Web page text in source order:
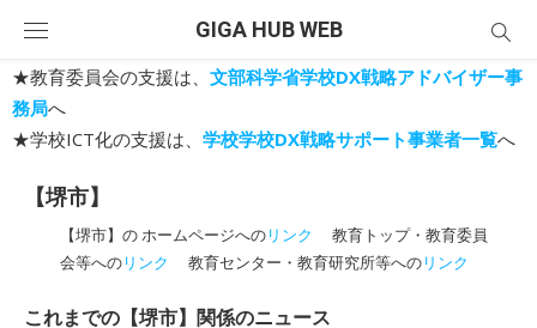
content
GIGA HUB WEB
★教育委員会の支援は、 文部科学省学校DX戦略アドバイザー事
務局へ
★学校ICT化の支援は、 学校学校DX戦略サポート事業者一覧へ
【堺市】
【堺市】の ホームページへのリンク
教育トップ・教育委員
会等へのリンク 教育センター・教育研究所等へのリンク
これまでの【堺市】関係のニュース